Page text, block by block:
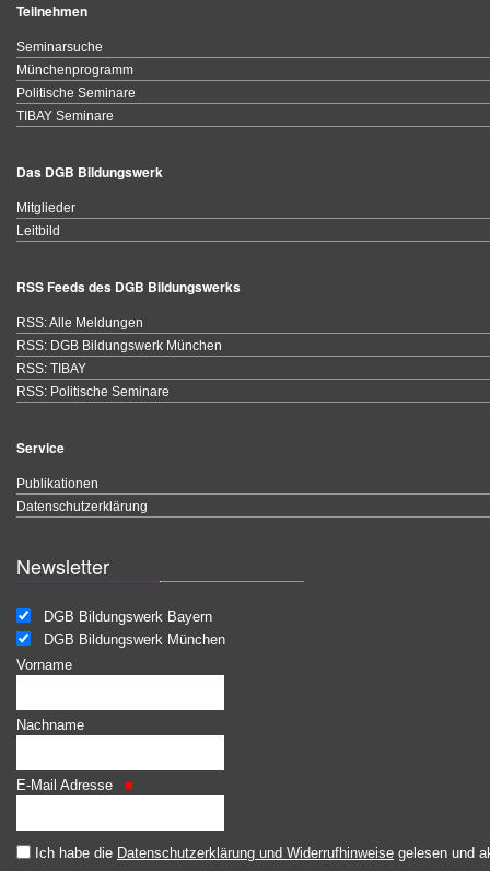
Teilnehmen
Seminarsuche
Münchenprogramm
Politische Seminare
TIBAY Seminare
Das DGB Bildungswerk
Mitglieder
Leitbild
RSS Feeds des DGB Bildungswerks
RSS: Alle Meldungen
RSS: DGB Bildungswerk München
RSS: TIBAY
RSS: Politische Seminare
Service
Publikationen
Datenschutzerklärung
Newsletter
DGB Bildungswerk Bayern
DGB Bildungswerk München
Vorname
Nachname
E-Mail Adresse
Ich habe die Datenschutzerklärung und Widerrufhinweise gelesen und